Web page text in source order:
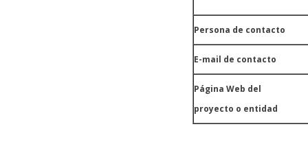
Persona de contacto
E-mail de contacto
Página Web del
proyecto o entidad